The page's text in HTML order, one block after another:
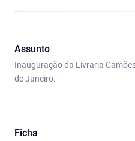
Assunto
Inauguração da Livraria
de Janeiro.
Ficha